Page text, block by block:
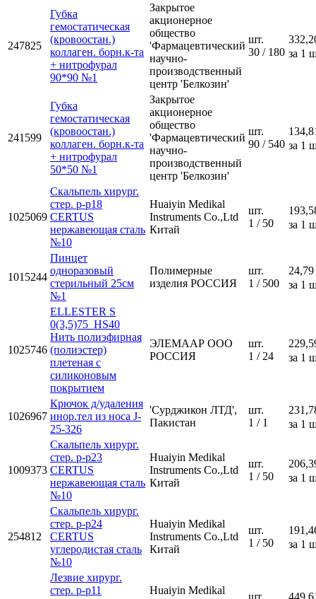
247825
Губка
гемостатическая
(кровоостан.)
коллаген. борн.к-та
+ нитрофурал
90*90 №1
Закрытое
акционерное
общество
'Фармацевтический
научно-
производственный
центр 'Белкозин'
шт.
30 / 180 за 1
241599
Губка
гемостатическая
(кровоостан.)
коллаген. борн.к-та
+ нитрофурал
50*50 №1
Закрытое
акционерное
общество
'Фармацевтический
научно-
производственный
центр 'Белкозин'
шт.
90 / 540 за 1
1025069
Скальпель хирург.
стер. р-р18
CERTUS
нержавеющая сталь
№10
Huaiyin Medikal
Instruments Co.,Ltd
Китай
шт.
1 / 50
за 1
1015244
Пинцет
одноразовый
стерильный 25см
№1
Полимерные
изделия РОССИЯ
шт.
1 / 500
за 1
1025746
ELLESTER S
0(3,5)75_HS40
Нить полиэфирная
(полиэстер)
плетеная с
силиконовым
покрытием
ЭЛЕМААР ООО
РОССИЯ
шт.
1 / 24
за 1
1026967
Крючок д/удаления
инор.тел из носа J-
25-326
'Сурджикон ЛТД',
Пакистан
шт.
1 / 1
за 1
1009373
Скальпель хирург.
стер. р-р23
CERTUS
нержавеющая сталь
№10
Huaiyin Medikal
Instruments Co.,Ltd
Китай
шт.
1 / 50
за 1
254812
Скальпель хирург.
стер. р-р24
CERTUS
углеродистая сталь
№10
Huaiyin Medikal
Instruments Co.,Ltd
Китай
шт.
1 / 50
за 1
Лезвие хирург.
стер. р-р11
Huaiyin Medikal
шт.